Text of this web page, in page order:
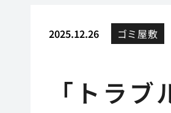
2025.12.26 ゴミ屋敷
「トラ